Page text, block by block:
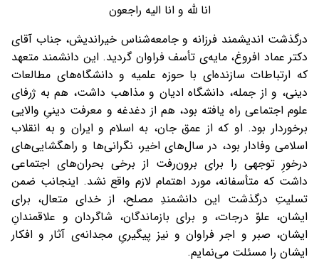
انا لله و انا الیه راجعون
درگذشت اندیشمند فرزانه و جامعه‌شناس خیراندیش، جناب آقای
دکتر عماد افروغ، مایه‌ی تأسف فراوان گردید. این دانشمند متعهد
که ارتباطات سازنده‌ای با حوزه علمیه و دانشگاه‌های مطالعات
دینی، و از جمله، دانشگاه ادیان و مذاهب داشت، هم به ژرفای
علوم اجتماعی راه یافته بود، هم از دغدغه و معرفت دینیِ والایی
برخوردار بود. او که از عمق جان، به اسلام و ایران و به انقلاب
اسلامی وفادار بود، در سال‌های اخیر، نگرانی‌ها و راهگشایی‌های
درخورِ توجهی را برای برون‌رفت از برخی بحران‌های اجتماعی
داشت که متأسفانه، مورد اهتمام لازم واقع نشد. اینجانب ضمن
تسلیتِ درگذشت این دانشمندِ مصلح، از خدای متعال، برای
ایشان، علوّ درجات، و برای بازماندگان، شاگردان و علاقمندانِ
ایشان، صبر و اجر فراوان و نیز پیگیریِ مجدانه‌ی آثار و افکار
ایشان را مسئلت می‌نمایم.